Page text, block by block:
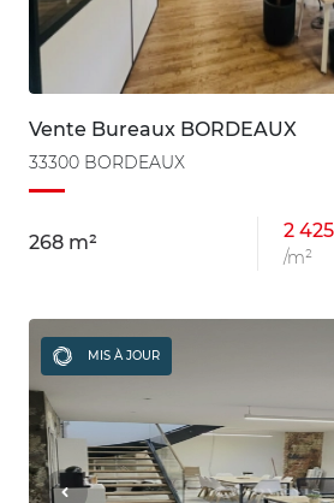
Vente Bureaux BORDEAUX
33300 BORDEAUX
268 m²
2
/m²
MIS À JOUR